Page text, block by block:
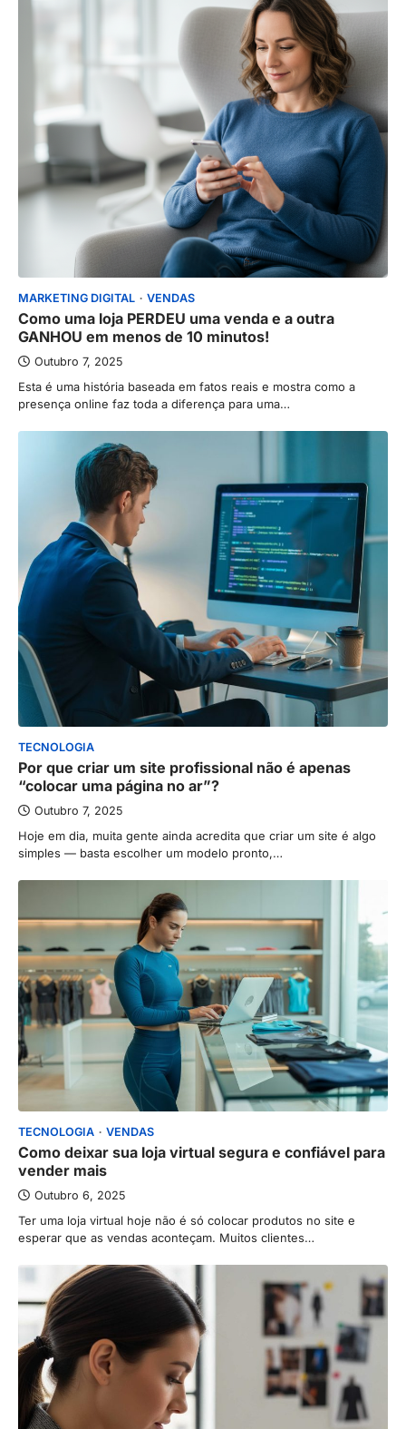
MARKETING DIGITAL VENDAS
Como uma loja PERDEU uma venda e a outra
GANHOU em menos de 10 minutos!
Outubro 7, 2025
Esta é uma história baseada em fatos reais e mostra como a
presença online faz toda a diferença para uma…
TECNOLOGIA
Por que criar um site profissional não é apenas
“colocar uma página no ar”?
Outubro 7, 2025
Hoje em dia, muita gente ainda acredita que criar um site é algo
simples — basta escolher um modelo pronto,…
TECNOLOGIA VENDAS
Como deixar sua loja virtual segura e confiável para
vender mais
Outubro 6, 2025
Ter uma loja virtual hoje não é só colocar produtos no site e
esperar que as vendas aconteçam. Muitos clientes…